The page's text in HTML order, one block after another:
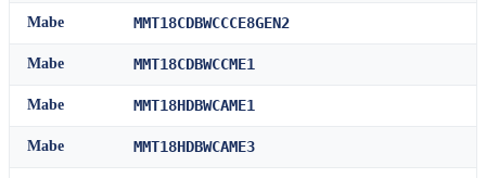
Mabe MMT18CDBWCCCE8GEN2
Mabe MMT18CDBWCCME1
Mabe MMT18HDBWCAME1
Mabe MMT18HDBWCAME3